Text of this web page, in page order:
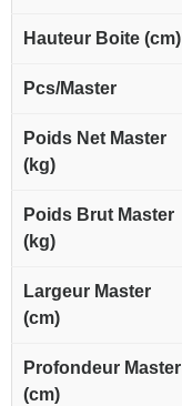
Hauteur Boite (cm)
Pcs/Master
Poids Net Master
(kg)
Poids Brut Master
(kg)
Largeur Master
(cm)
Profondeur Master
(cm)